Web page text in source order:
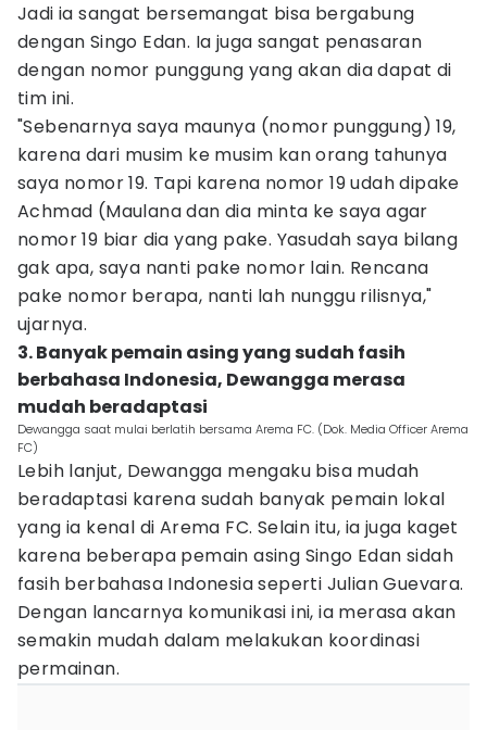
Jadi ia sangat bersemangat bisa bergabung
dengan Singo Edan. Ia juga sangat penasaran
dengan nomor punggung yang akan dia dapat di
tim ini.
"Sebenarnya saya maunya (nomor punggung) 19,
karena dari musim ke musim kan orang tahunya
saya nomor 19. Tapi karena nomor 19 udah dipake
Achmad (Maulana dan dia minta ke saya agar
nomor 19 biar dia yang pake. Yasudah saya bilang
gak apa, saya nanti pake nomor lain. Rencana
pake nomor berapa, nanti lah nunggu rilisnya,"
ujarnya.
3. Banyak pemain asing yang sudah fasih
berbahasa Indonesia, Dewangga merasa
mudah beradaptasi
Dewangga saat mulai berlatih bersama Arema FC. (Dok. Media Officer Arema
FC)
Lebih lanjut, Dewangga mengaku bisa mudah
beradaptasi karena sudah banyak pemain lokal
yang ia kenal di Arema FC. Selain itu, ia juga kaget
karena beberapa pemain asing Singo Edan sidah
fasih berbahasa Indonesia seperti Julian Guevara.
Dengan lancarnya komunikasi ini, ia merasa akan
semakin mudah dalam melakukan koordinasi
permainan.